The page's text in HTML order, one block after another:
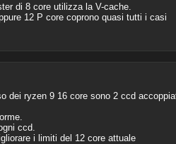
di 8 core utilizza la V-cache.
12 P core coprono quasi tutti i casi
dei ryzen 9 16 core sono 2 ccd
ccd.
i limiti del 12 core attuale